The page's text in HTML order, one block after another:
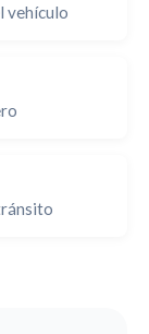
vehículo